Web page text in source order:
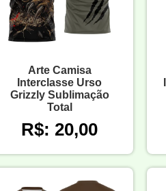
Arte Camisa
Interclasse Urso
Grizzly Sublimação
Total
R$: 20,00